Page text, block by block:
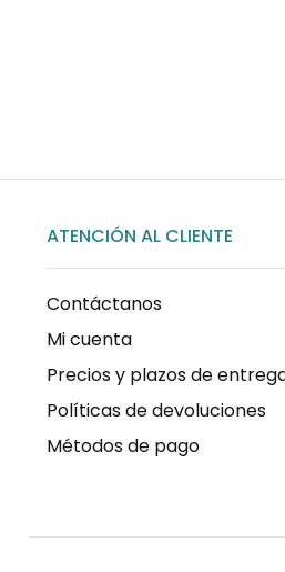
ATENCIÓN AL CLIENTE
Contáctanos
Mi cuenta
Precios y plazos de
Políticas de devoluciones
Métodos de pago